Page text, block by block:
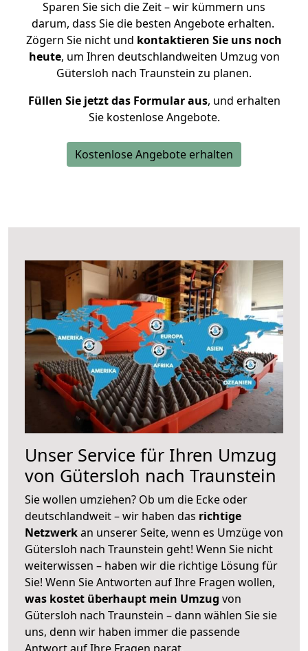
Sparen Sie sich die Zeit – wir kümmern uns
darum, dass Sie die besten Angebote erhalten.
Zögern Sie nicht und kontaktieren Sie uns noch
heute, um Ihren deutschlandweiten Umzug von
Gütersloh nach Traunstein zu planen.
Füllen Sie jetzt das Formular aus, und erhalten
Sie kostenlose Angebote.
Kostenlose Angebote erhalten
Unser Service für Ihren Umzug
von Gütersloh nach Traunstein
Sie wollen umziehen? Ob um die Ecke oder
deutschlandweit – wir haben das richtige
Netzwerkan unserer Seite, wenn es Umzüge von
Gütersloh nach Traunstein geht! Wenn Sie nicht
weiterwissen – haben wir die richtige Lösung für
Sie! Wenn Sie Antworten auf Ihre Fragen wollen,
was kostet überhaupt mein Umzug von
Gütersloh nach Traunstein – dann wählen Sie sie
uns, denn wir haben immer die passende